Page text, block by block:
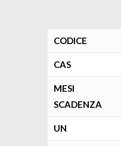
CODICE
CAS
MESI
SCADENZA
UN